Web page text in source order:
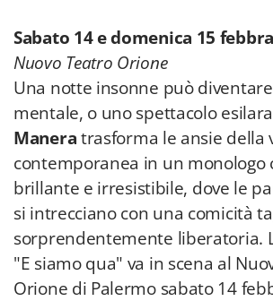
Sabato 14 e domenica 15
Nuovo Teatro Orione
Una notte insonne può
mentale, o uno spettacolo
Maneratrasforma le ansie della
contemporanea in un monologo
brillante e irresistibile, dove le
si intrecciano con una comicità
sorprendentemente liberatoria.
"E siamo qua" va in scena al
Orione di Palermo sabato 14